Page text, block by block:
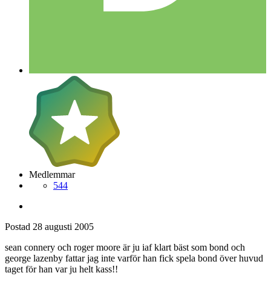
Medlemmar
544
Postad 28 augusti 2005
sean connery och roger moore är ju iaf klart bäst som bond och
george lazenby fattar jag inte varför han fick spela bond över huvud
taget för han var ju helt kass!!